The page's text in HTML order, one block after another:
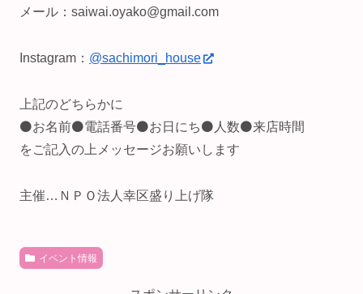
メール：saiwai.oyako@gmail.com
Instagram： @sachimori_house
上記のどちらかに
⚫お名前⚫電話番号⚫お日にち⚫人数⚫来店時間
をご記入の上メッセージお願いします
主催…ＮＰＯ法人幸区盛り上げ隊
イベント情報